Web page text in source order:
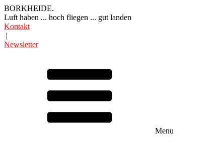
BORKHEIDE.
Luft haben ... hoch fliegen ... gut landen
Kontakt
|
Newsletter
Menu